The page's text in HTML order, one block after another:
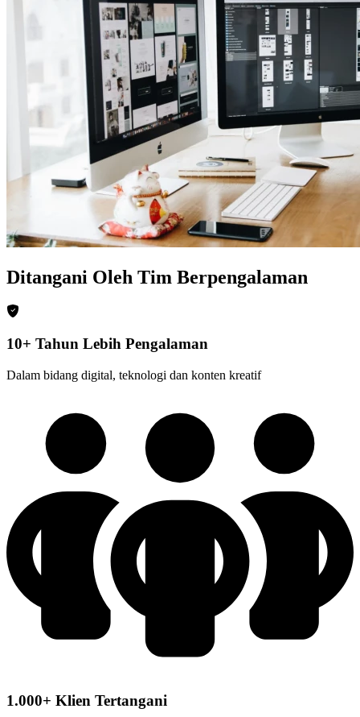
Ditangani Oleh Tim Berpengalaman
10+ Tahun Lebih Pengalaman
Dalam bidang digital, teknologi dan konten kreatif
1.000+ Klien Tertangani